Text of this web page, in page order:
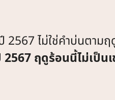
2567 ไม่ใช่คำบ่นตาม
2567 ฤดูร้อนนี้ไม่เป็น